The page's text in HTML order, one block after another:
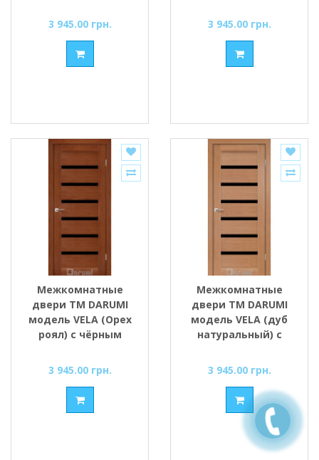
3 945.00 грн.
3 945.00 грн.
Межкомнатные
двери ТМ DARUMI
модель VELA (Орех
роял) с чёрным
3 945.00 грн.
Межкомнатные
двери ТМ DARUMI
модель VELA (дуб
натуральный) с
3 945.00 грн.